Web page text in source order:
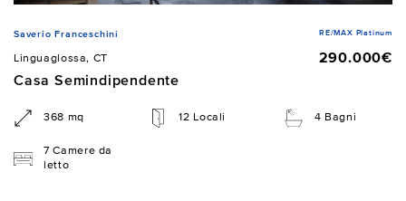
Saverio Franceschini RE/MAX Platinum
Linguaglossa, CT
290.000€
Casa Semindipendente
368 mq 12 Locali 4 Bagni
7 Camere da
letto